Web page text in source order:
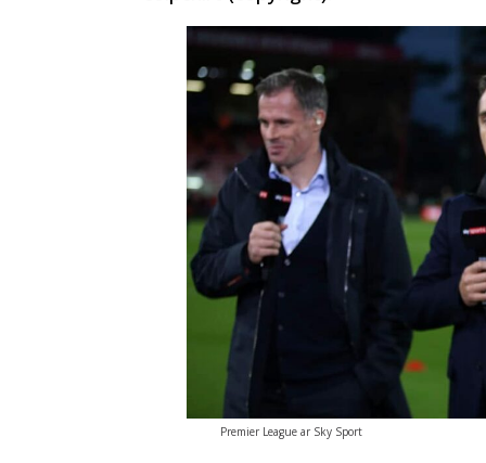
Premier League ar Sky Sport